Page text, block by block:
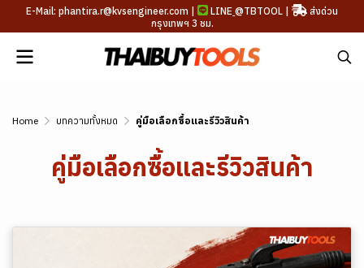
E-Mail: phantira.r@kvsengineer.com | LINE @TBTOOL |
ส่งด่วน
กรุงเทพฯ 3 ชม.
Home บทความทั้งหมด คู่มือเลือกซื้อและรีวิวสินค้า
คู่มือเลือกซื้อและรีวิวสินค้า